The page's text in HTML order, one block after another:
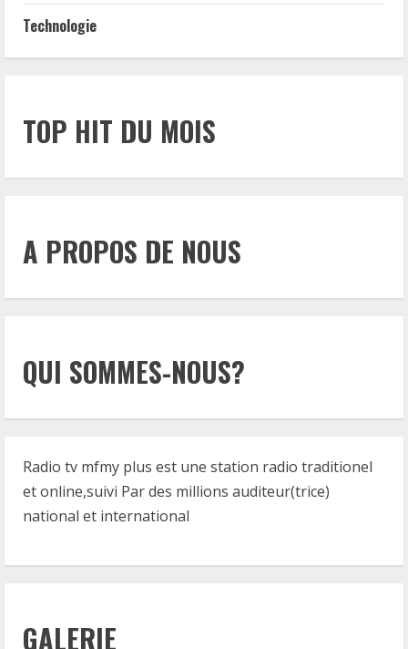
Technologie
TOP HIT DU MOIS
A PROPOS DE NOUS
QUI SOMMES-NOUS?
Radio tv mfmy plus est une station radio traditionel
et online,suivi Par des millions auditeur(trice)
national et international
GALERIE